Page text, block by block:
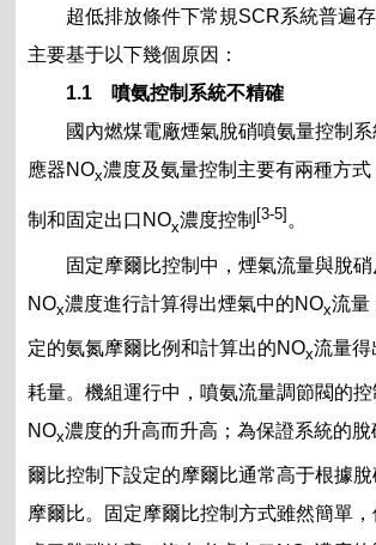
超低排放條件下常規SCR系統普遍存
主要基于以下幾個原因：
1.1 噴氨控制系統不精確
國內燃煤電廠煙氣脫硝噴氨量控制
應器NOx濃度及氨量控制主要有兩種方
制和固定出口NOx濃度控制 [3-5] 。
固定摩爾比控制中，煙氣流量與脫
NOx濃度進行計算得出煙氣中的NOx流量
定的氨氮摩爾比例和計算出的NOx流量得
耗量。機組運行中，噴氨流量調節閥的
NOx濃度的升高而升高；為保證系統的
爾比控制下設定的摩爾比通常高于根據
摩爾比。固定摩爾比控制方式雖然簡單